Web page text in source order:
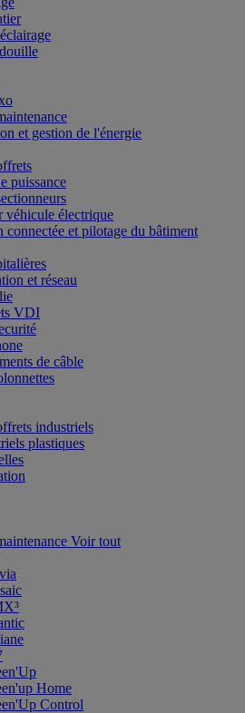
et gestion de l'énergie
puissance
véhicule électrique
connectée et pilotage du bâtiment
et réseau
VDI
de câble
industriels
plastiques
Voir tout
Home
Control